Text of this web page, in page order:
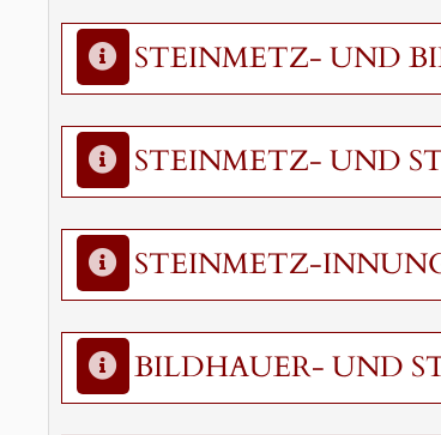
STEINMETZ- UND
STEINMETZ- UND
STEINMETZ-
BILDHAUER- UND